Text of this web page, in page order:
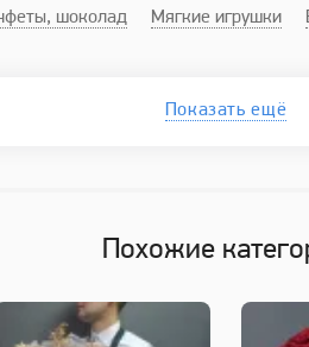
шоколад Мягкие игрушки
Показать ещё
Похожие